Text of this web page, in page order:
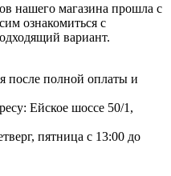
нашего магазина прошла с
ознакомиться с
вариант.
после полной оплаты и
Ейское шоссе 50/1,
пятница с 13:00 до